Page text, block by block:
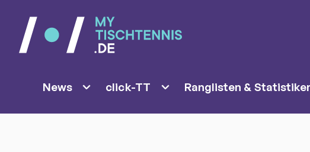
News click-TT Ranglisten &